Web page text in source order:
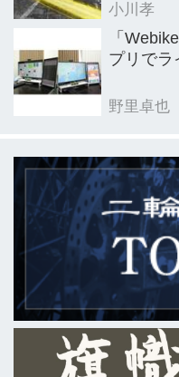
小川孝
「
プリでラ
野里卓也